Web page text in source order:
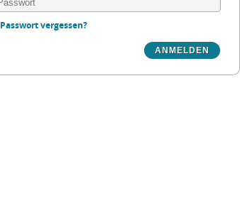
Passwort vergessen?